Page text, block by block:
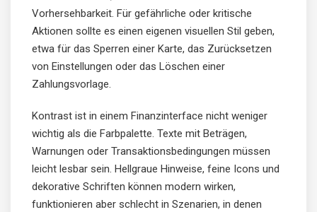
Vorhersehbarkeit. Für gefährliche oder kritische
Aktionen sollte es einen eigenen visuellen Stil geben,
etwa für das Sperren einer Karte, das Zurücksetzen
von Einstellungen oder das Löschen einer
Zahlungsvorlage.
Kontrast ist in einem Finanzinterface nicht weniger
wichtig als die Farbpalette. Texte mit Beträgen,
Warnungen oder Transaktionsbedingungen müssen
leicht lesbar sein. Hellgraue Hinweise, feine Icons und
dekorative Schriften können modern wirken,
funktionieren aber schlecht in Szenarien, in denen